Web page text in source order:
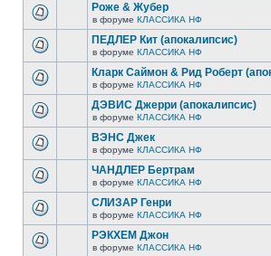
Роже & Жубер
в форуме КЛАССИКА НФ
ПЕДЛЕР Кит (апокалипсис)
в форуме КЛАССИКА НФ
Кларк Саймон & Рид Роберт
в форуме КЛАССИКА НФ
ДЭВИС Джерри (апокалипсис)
в форуме КЛАССИКА НФ
ВЭНС Джек
в форуме КЛАССИКА НФ
ЧАНДЛЕР Бертрам
в форуме КЛАССИКА НФ
СЛИЗАР Генри
в форуме КЛАССИКА НФ
РЭКХЕМ Джон
в форуме КЛАССИКА НФ